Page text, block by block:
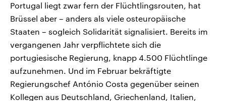
Portugal liegt zwar fern der Flüchtlingsrouten, hat
Brüssel aber – anders als viele osteuropäische
Staaten – sogleich Solidarität signalisiert. Bereits im
vergangenen Jahr verpflichtete sich die
portugiesische Regierung, knapp 4.500 Flüchtlinge
aufzunehmen. Und im Februar bekräftigte
Regierungschef António Costa gegenüber seinen
Kollegen aus Deutschland, Griechenland, Italien,